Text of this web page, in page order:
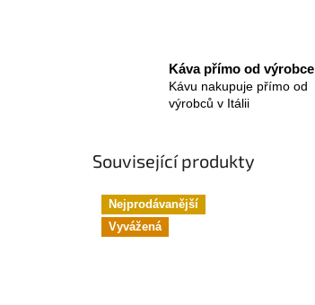
Káva přímo od výrobce
Kávu nakupuje přímo od
výrobců v Itálii
Související produkty
Nejprodávanější
Vyvážená